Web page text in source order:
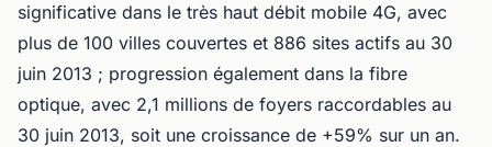
significative dans le très haut débit mobile 4G, avec
plus de 100 villes couvertes et 886 sites actifs au 30
juin 2013 ; progression également dans la fibre
optique, avec 2,1 millions de foyers raccordables au
30 juin 2013, soit une croissance de +59% sur un an.